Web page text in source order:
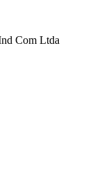
Com Ltda